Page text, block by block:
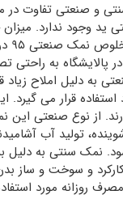
و صنعتی تفاوت
ید وجود ندارد.
پالایشگاه به راحتی
به دلیل املاح
قرار می گیرد.
از نوع صنعتی این
تولید آب
نمک سنتی به دلیل
و سوخت و ساز
روزانه مورد